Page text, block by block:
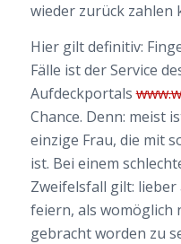
wieder zurück zahlen
Hier gilt definitiv:
Fälle ist der Service
Aufdeckportals
Chance. Denn: meist
einzige Frau, die mit
ist. Bei einem
Zweifelsfall gilt: lieber
feiern, als womöglich
gebracht worden zu